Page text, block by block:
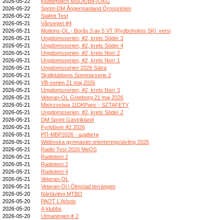
2026-05-22
Sprint-DM Ångermanland Örnsprinten
2026-05-22
Stafett Test
2026-05-21
Vårserien #4
2026-05-21
Motions-OL - Borås 3 av 5 VT [Rydboholms SK]_versi
2026-05-21
Ungdomsserien, #2, krets Söder 3
2026-05-21
Ungdomsserien, #2, krets Söder 4
2026-05-21
Ungdomsserien, #2, krets Norr 2
2026-05-21
Ungdomsserien, #2, krets Norr 1
2026-05-21
Ungdomsserien 2026 Sätra
2026-05-21
Skidklubbens Sommarserie 2
2026-05-21
VB-serien 21 maj 2026
2026-05-21
Ungdomsserien, #2, krets Norr 3
2026-05-21
Veteran-OL Göteborg 21 maj 2026
2026-05-21
Mistrzostwa 11DKPanc - SZTAFETY
2026-05-21
Ungdomsserien, #2, krets Söder 2
2026-05-21
DM Sprint Gästrikland
2026-05-21
Fyrklöver #2 2026
2026-05-21
РП-МВР2026 - щафети
2026-05-21
Widénska gymnasiet orienteringstävling 2026
2026-05-21
Radio Test 2026 MeOS
2026-05-21
Radiotest 2
2026-05-21
Radiotest 2
2026-05-21
Radiotest 4
2026-05-21
Veteran-OL
2026-05-21
Veteran-Ol i Ölmstad terrängen
2026-05-20
Närtävling MTBO
2026-05-20
PAOT L'Arbois
2026-05-20
4-klubbs
2026-05-20
Utmaningen # 2